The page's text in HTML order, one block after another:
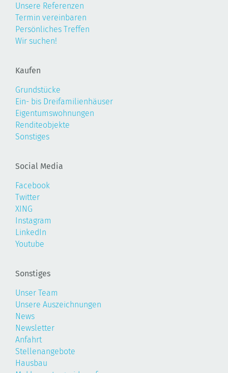
Unsere Referenzen
Termin vereinbaren
Persönliches Treffen
Wir suchen!
Kaufen
Grundstücke
Ein- bis Dreifamilienhäuser
Eigentumswohnungen
Renditeobjekte
Sonstiges
Social Media
Facebook
Twitter
XING
Instagram
LinkedIn
Youtube
Sonstiges
Unser Team
Unsere Auszeichnungen
News
Newsletter
Anfahrt
Stellenangebote
Hausbau